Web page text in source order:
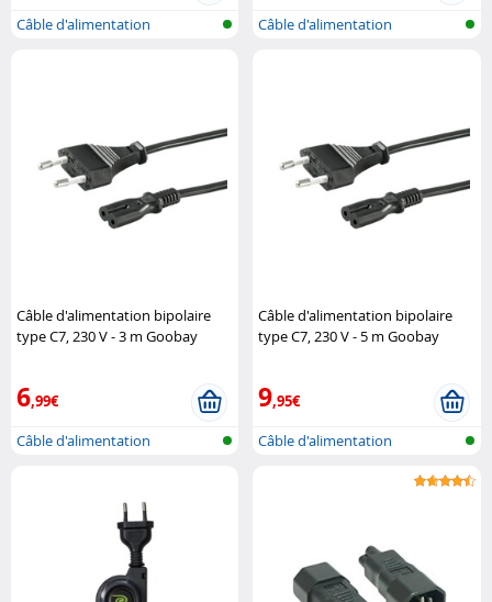
Câble d'alimentation Câble d'alimentation
Câble d'alimentation bipolaire
type C7, 230 V - 3 m Goobay
6,99€
Câble d'alimentation
Câble d'alimentation bipolaire
type C7, 230 V - 5 m Goobay
9,95€
Câble d'alimentation